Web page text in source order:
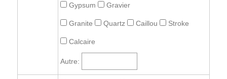
Gypsum Gravier
Granite Quartz Caillou Stroke
Calcaire
Autre: